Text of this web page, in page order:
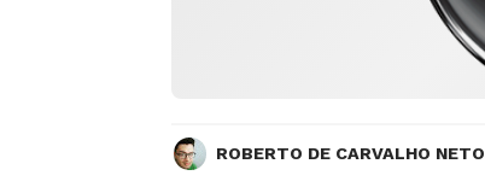
ROBERTO DE CARVALHO NETO